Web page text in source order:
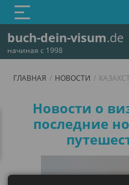
buch-dein-visum.de
начиная с 1998
ГЛАВНАЯ НОВОСТИ
Новости о
последние